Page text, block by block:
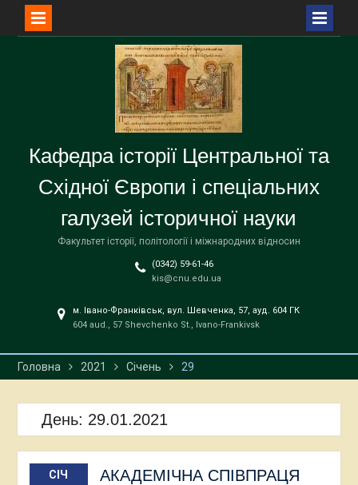
Кафедра історії Центральної та
Східної Європи і спеціальних
галузей історичної науки
Факультет історії, політології і міжнародних відносин
(0342) 59-61-46
kis@cnu.edu.ua
м. Івано-Франківськ, вул. Шевченка, 57, ауд. 604 ГК
604 aud., 57 Shevchenko St., Ivano-Frankivsk
Головна 2021 Січень 29
День: 29.01.2021
СІЧ АКАДЕМІЧНА СПІВПРАЦЯ